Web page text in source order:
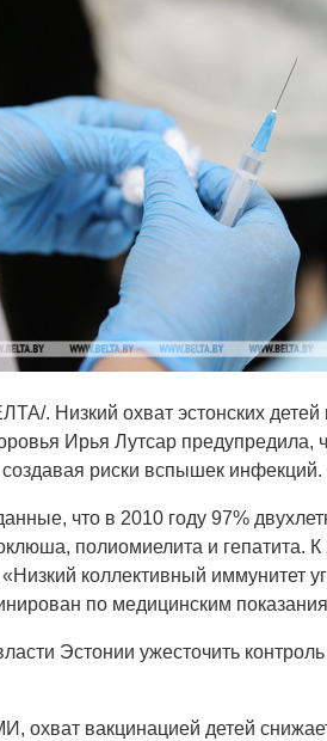
. Низкий охват эстонских
Ирья Лутсар предупредила,
риски вспышек
что в 2010 году 97%
полиомиелита и гепатита.
коллективный иммунитет
по медицинским
Эстонии ужесточить
охват вакцинацией детей